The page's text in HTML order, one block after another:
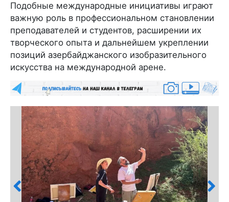
Подобные международные инициативы играют
важную роль в профессиональном становлении
преподавателей и студентов, расширении их
творческого опыта и дальнейшем укреплении
позиций азербайджанского изобразительного
искусства на международной арене.